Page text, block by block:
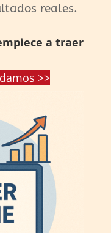
reales.
a traer
>>